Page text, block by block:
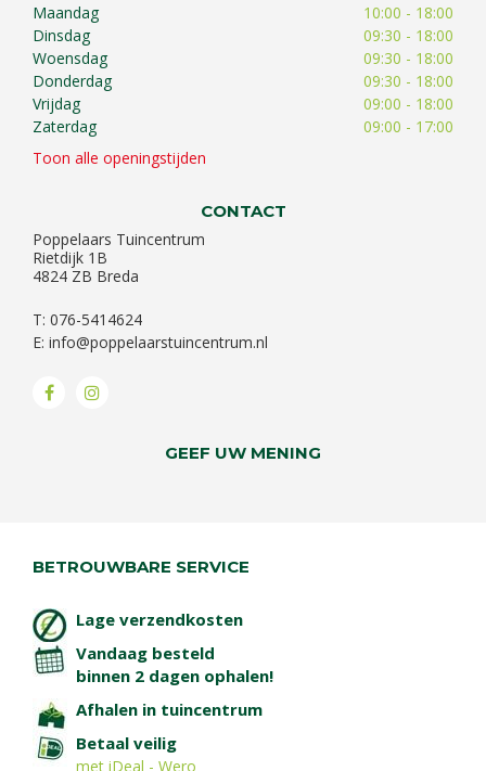
Maandag
10:00 - 18:00
Dinsdag
09:30 - 18:00
Woensdag
09:30 - 18:00
Donderdag
09:30 - 18:00
Vrijdag
09:00 - 18:00
Zaterdag
09:00 - 17:00
Toon alle openingstijden
CONTACT
Poppelaars Tuincentrum
Rietdijk 1B
4824 ZB Breda
T: 076-5414624
E: info@poppelaarstuincentrum.nl
GEEF UW MENING
BETROUWBARE SERVICE
Lage verzendkosten
Vandaag besteld
binnen 2 dagen ophalen!
Afhalen in tuincentrum
Betaal veilig
met iDeal - Wero